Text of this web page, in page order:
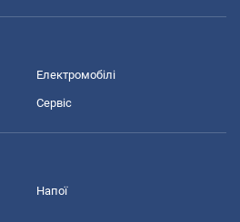
Електромобілі
Сервіс
Напої